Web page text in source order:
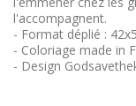
l'accompagnent.
- Format déplié :
- Coloriage made in
- Design